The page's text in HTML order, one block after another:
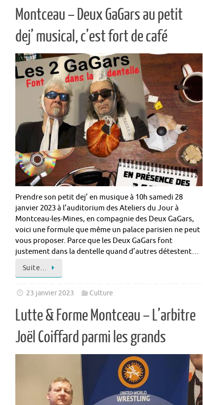
Montceau – Deux GaGars au petit
dej’ musical, c’est fort de café
Prendre son petit dej’ en musique à 10h samedi 28
janvier 2023 à l’auditorium des Ateliers du Jour à
Montceau-les-Mines, en compagnie des Deux GaGars,
voici une formule que même un palace parisien ne peut
vous proposer. Parce que les Deux GaGars font
justement dans la dentelle quand d’autres détestent…
Suite…
23 janvier 2023 Culture
Lutte & Forme Montceau – L’arbitre
Joël Coiffard parmi les grands